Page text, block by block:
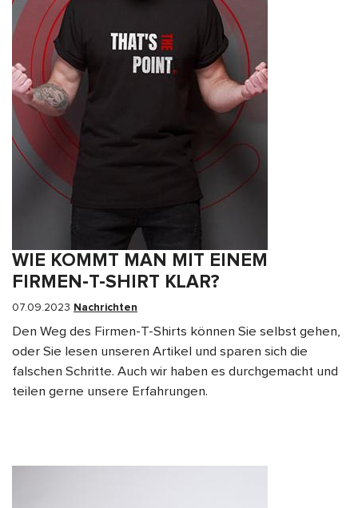
WIE KOMMT MAN MIT EINEM
FIRMEN-T-SHIRT KLAR?
07.09.2023 Nachrichten
Den Weg des Firmen-T-Shirts können Sie selbst gehen,
oder Sie lesen unseren Artikel und sparen sich die
falschen Schritte. Auch wir haben es durchgemacht und
teilen gerne unsere Erfahrungen.